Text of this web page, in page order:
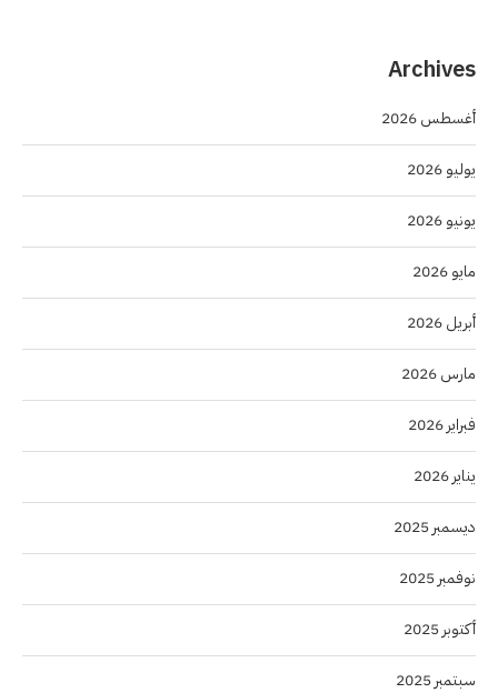
Archives
أغسطس 2026
يوليو 2026
يونيو 2026
مايو 2026
أبريل 2026
مارس 2026
فبراير 2026
يناير 2026
ديسمبر 2025
نوفمبر 2025
أكتوبر 2025
سبتمبر 2025